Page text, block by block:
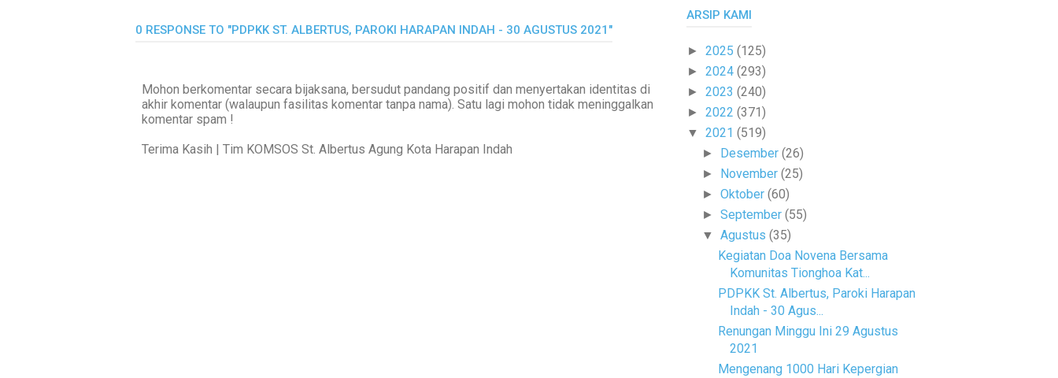
0 RESPONSE TO "PDPKK ST. ALBERTUS, PAROKI HARAPAN INDAH - 30 AGUSTUS 2021"
Mohon berkomentar secara bijaksana, bersudut pandang positif dan menyertakan identitas di
akhir komentar (walaupun fasilitas komentar tanpa nama). Satu lagi mohon tidak meninggalkan
komentar spam !
Terima Kasih | Tim KOMSOS St. Albertus Agung Kota Harapan Indah
ARSIP KAMI
► 2025 (125)
► 2024 (293)
► 2023 (240)
► 2022 (371)
▼ 2021 (519)
► Desember(26)
► November(25)
►Oktober(60)
►September(55)
▼Agustus(35)
Kegiatan Doa Novena Bersama
Komunitas Tionghoa Kat...
PDPKK St. Albertus, Paroki Harapan
Indah - 30 Agus...
Renungan Minggu Ini 29 Agustus
2021
Mengenang 1000 Hari Kepergian